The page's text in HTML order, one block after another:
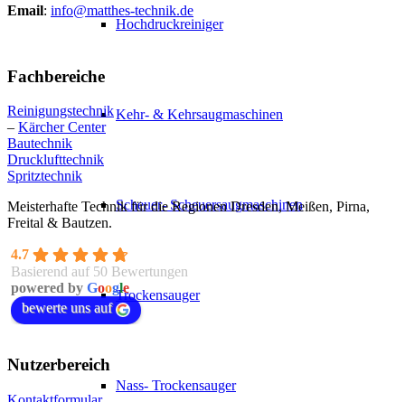
Hochdruckreiniger
Kehr- & Kehrsaugmaschinen
Scheuer- Scheuersaugmaschinen
Trockensauger
Nass- Trockensauger
Email: info@matthes-technik.de
Fachbereiche
Reinigungstechnik
– Kärcher Center
Bautechnik
Drucklufttechnik
Spritztechnik
Meisterhafte Technik für die Regionen Dresden, Meißen, Pirna,
Freital & Bautzen.
4.7
Basierend auf 50 Bewertungen
powered by Google
bewerte uns auf
Nutzerbereich